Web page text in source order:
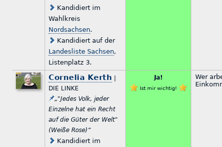
Kandidiert im
Wahlkreis
Nordsachsen.
Kandidiert auf der
Landesliste Sachsen,
Listenplatz 3.
Cornelia Kerth
DIE LINKE
„"Jedes Volk, jeder
Einzelne hat ein Recht
auf die Güter der Welt"
(Weiße Rose)“
Kandidiert im
Ja!
Ist mir wichtig!
Wer